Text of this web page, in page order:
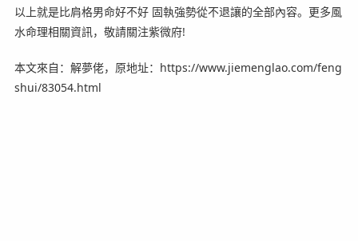
以上就是比肩格男命好不好 固執強勢從不退讓的全部內容。更多風
水命理相關資訊，敬請關注紫微府!
本文來自：解夢佬，原地址：https://www.jiemenglao.com/feng
shui/83054.html